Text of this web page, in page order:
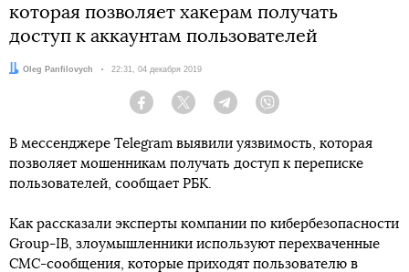
которая позволяет хакерам получать
доступ к аккаунтам пользователей
Автор:
Oleg Panfilovych Дата:
22:31, 04 декабря 2019
Facebook Twitter Telegram
В мессенджере Telegram выявили уязвимость, которая
позволяет мошенникам получать доступ к переписке
пользователей, сообщает РБК.
Как рассказали эксперты компании по кибербезопасности
Group-IB, злоумышленники используют перехваченные
СМС-сообщения, которые приходят пользователю в